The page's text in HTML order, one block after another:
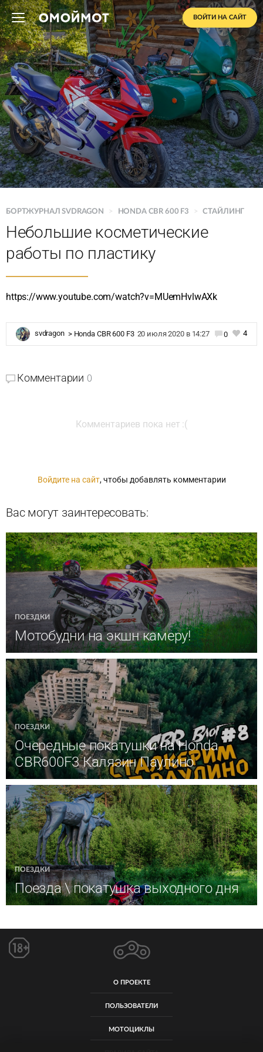
ВОЙТИ НА САЙТ
БОРТЖУРНАЛ SVDRAGON > HONDA CBR 600 F3 > СТАЙЛИНГ
Небольшие косметические
работы по пластику
https://www.youtube.com/watch?v=MUemHvlwAXk
svdragon > Honda CBR 600 F3 20 июля 2020 в 14:27 0 4
Комментарии 0
Комментариев пока нет :(
Войдите на сайт, чтобы добавлять комментарии
Вас могут заинтересовать:
ПОЕЗДКИ
Мотобудни на экшн камеру!
ПОЕЗДКИ
Очередные покатушки на Honda
CBR600F3 Калязин Паулино
ПОЕЗДКИ
Поезда \ покатушка выходного дня
О ПРОЕКТЕ
ПОЛЬЗОВАТЕЛИ
МОТОЦИКЛЫ